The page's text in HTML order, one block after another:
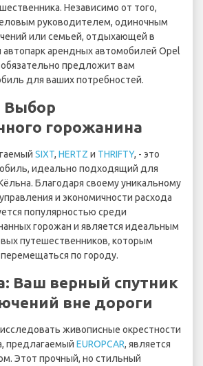
Независимо от того,
руководителем, одиночным
или семьей, отдыхающей в
арендных автомобилей Opel
обязательно предложит вам
для ваших потребностей.
Выбор
горожанина
SIXT, HERTZ и THRIFTY, - это
идеально подходящий для
Благодаря своему уникальному
и экономичности расхода
популярностью среди
горожан и является идеальным
путешественников, которым
по городу.
Ваш верный спутник
вне дороги
живописные окрестности
предлагаемый EUROPCAR, является
Этот прочный, но стильный